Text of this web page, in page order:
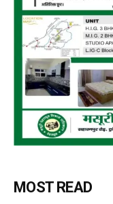
MOST READ